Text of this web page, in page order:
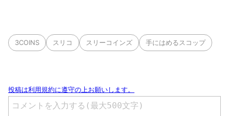
3COINS スリコ スリーコインズ 手にはめるスコップ